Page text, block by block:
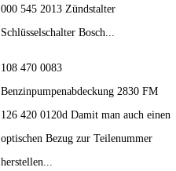
000 545 2013 Zündstalter
Schlüsselschalter Bosch...
108 470 0083
Benzinpumpenabdeckung 2830 FM
126 420 0120d Damit man auch einen
optischen Bezug zur Teilenummer
herstellen...